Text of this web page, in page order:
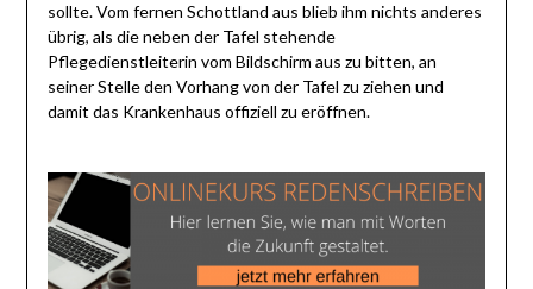
sollte. Vom fernen Schottland aus blieb ihm nichts anderes
übrig, als die neben der Tafel stehende
Pflegedienstleiterin vom Bildschirm aus zu bitten, an
seiner Stelle den Vorhang von der Tafel zu ziehen und
damit das Krankenhaus offiziell zu eröffnen.